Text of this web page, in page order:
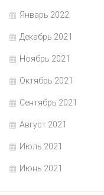
Январь 2022
Декабрь 2021
Ноябрь 2021
Октябрь 2021
Сентябрь 2021
Август 2021
Июль 2021
Июнь 2021